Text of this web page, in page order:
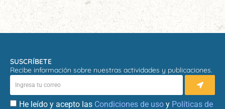
SUSCRÍBETE
Recibe información sobre nuestras actividades y publicaciones.
He leído y acepto las Condiciones de uso y Políticas de